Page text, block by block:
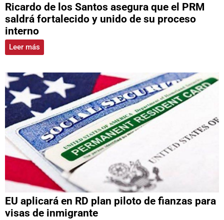
Ricardo de los Santos asegura que el PRM
saldrá fortalecido y unido de su proceso
interno
Leer más
EU aplicará en RD plan piloto de fianzas para
visas de inmigrante